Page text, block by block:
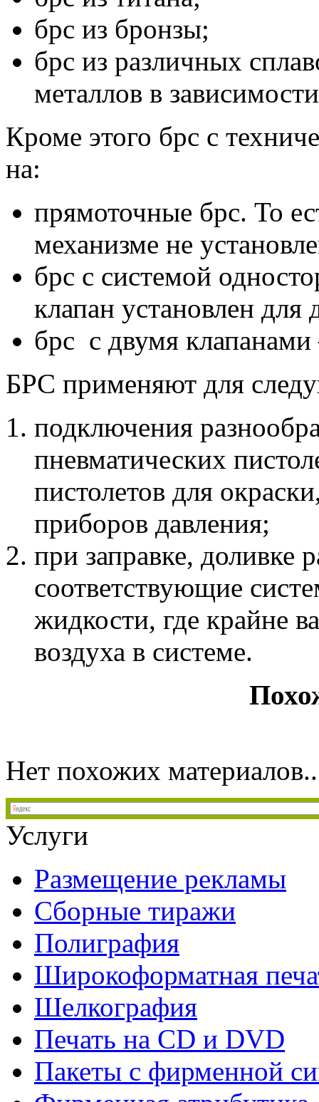
брс из бронзы;
брс из различных
металлов в
Кроме этого брс с
на:
прямоточные брс. То
механизме не
брс с системой
клапан установлен для
брс с двумя клапанами
БРС применяют для
подключения
пневматических
пистолетов для
приборов давления;
при заправке, доливке
соответствующие
жидкости, где крайне
воздуха в системе.
Нет похожих
Услуги
Размещение рекламы
Сборные тиражи
Полиграфия
Широкоформатная
Шелкография
Печать на СD и DVD
Пакеты с фирменной